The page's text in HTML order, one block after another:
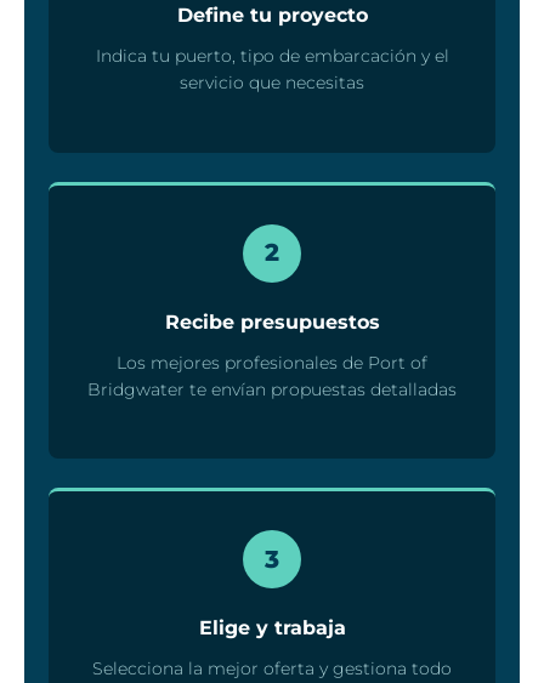
Define tu proyecto
Indica tu puerto, tipo de embarcación y el
servicio que necesitas
2
Recibe presupuestos
Los mejores profesionales de Port of
Bridgwater te envían propuestas detalladas
3
Elige y trabaja
Selecciona la mejor oferta y gestiona todo